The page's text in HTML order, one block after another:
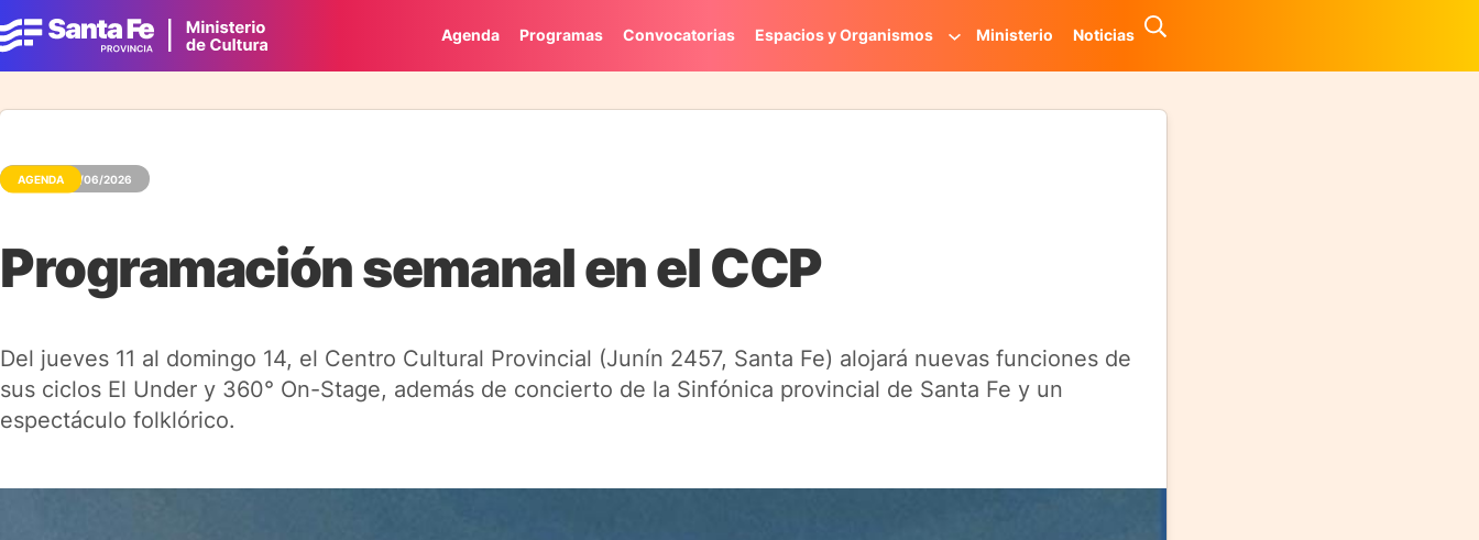
Agenda Programas Convocatorias Espacios y Organismos Ministerio Noticias
AGENDA 08/06/2026
Programación semanal en el CCP
Del jueves 11 al domingo 14, el Centro Cultural Provincial (Junín 2457, Santa Fe) alojará nuevas funciones de
sus ciclos El Under y 360° On-Stage, además de concierto de la Sinfónica provincial de Santa Fe y un
espectáculo folklórico.